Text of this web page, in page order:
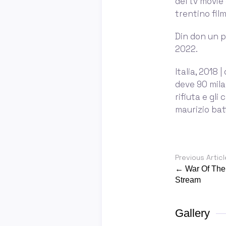
trentino
Din don un
2022.
Italia, 2018
deve 90
rifiuta e gli
maurizio
Previous
← War Of
Stream
Gallery